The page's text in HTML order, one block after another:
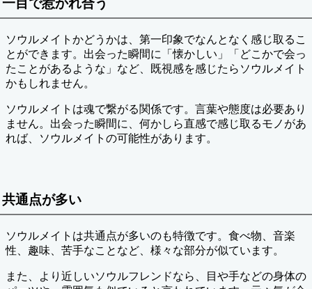
一目で惹かれ合う
ソウルメイトかどうかは、第一印象でなんとなく感じ取るこ
とができます。出会った瞬間に「懐かしい」「どこかで会っ
たことがあるような」など、既視感を感じたらソウルメイト
かもしれません。
ソウルメイトは魂で繋がる関係です。言葉や態度は必要あり
ません。出会った瞬間に、何かしら直感で感じ取るモノがあ
れば、ソウルメイトの可能性があります。
共通点が多い
ソウルメイトは共通点が多いのも特徴です。食べ物、音楽
性、趣味、苦手なことなど、様々な部分が似ています。
また、より近しいソウルフレンドなら、目や手などの身体の